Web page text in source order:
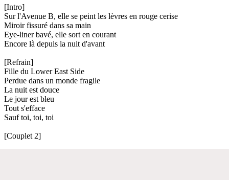
[Intro]
Sur l'Avenue B, elle se peint les lèvres en rouge cerise
Miroir fissuré dans sa main
Eye-liner bavé, elle sort en courant
Encore là depuis la nuit d'avant
[Refrain]
Fille du Lower East Side
Perdue dans un monde fragile
La nuit est douce
Le jour est bleu
Tout s'efface
Sauf toi, toi, toi
[Couplet 2]